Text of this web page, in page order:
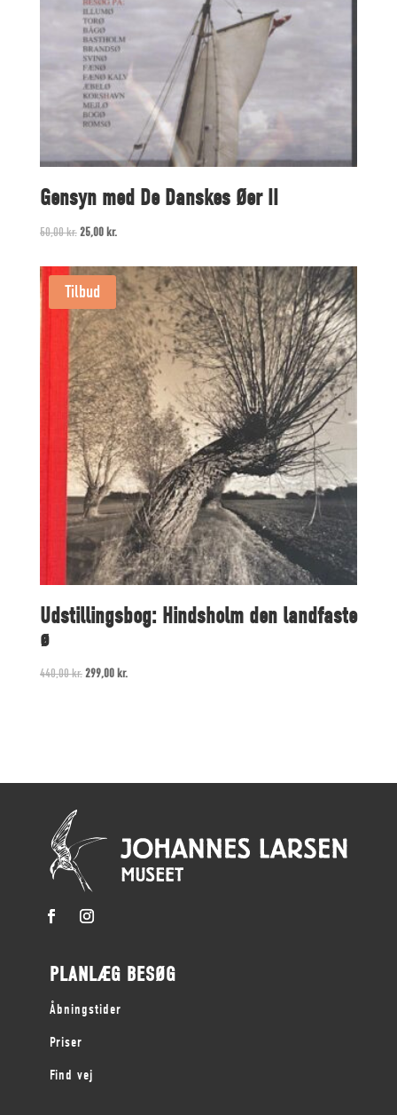
Gensyn med De Danskes Øer II
50,00kr.Original
was:
50,00 kr..
25,00 kr.Current
is:
25,00 kr..
Tilbud
Udstillingsbog: Hindsholm den landfaste
ø
440,00kr.Original
299,00 kr.Current
PLANLÆG BESØG
Åbningstider
Priser
Find vej